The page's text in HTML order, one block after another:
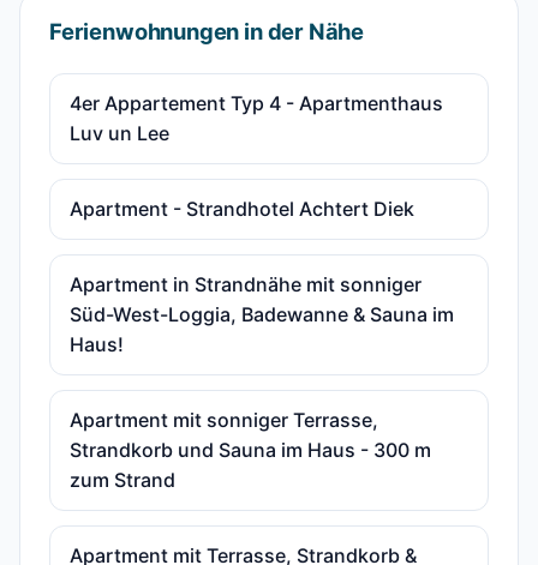
Ferienwohnungen in der Nähe
4er Appartement Typ 4 - Apartmenthaus
Luv un Lee
Apartment - Strandhotel Achtert Diek
Apartment in Strandnähe mit sonniger
Süd-West-Loggia, Badewanne & Sauna im
Haus!
Apartment mit sonniger Terrasse,
Strandkorb und Sauna im Haus - 300 m
zum Strand
Apartment mit Terrasse, Strandkorb &